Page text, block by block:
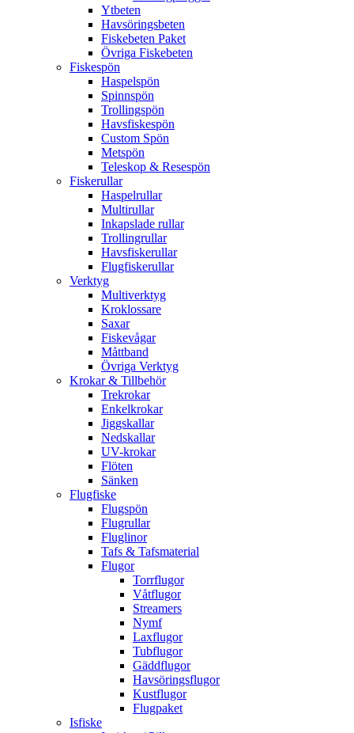
Ytbeten
Havsöringsbeten
Fiskebeten Paket
Övriga Fiskebeten
Fiskespön
Haspelspön
Spinnspön
Trollingspön
Havsfiskespön
Custom Spön
Metspön
Teleskop & Resespön
Fiskerullar
Haspelrullar
Multirullar
Inkapslade rullar
Trollingrullar
Havsfiskerullar
Flugfiskerullar
Verktyg
Multiverktyg
Kroklossare
Saxar
Fiskevågar
Måttband
Övriga Verktyg
Krokar & Tillbehör
Trekrokar
Enkelkrokar
Jiggskallar
Nedskallar
UV-krokar
Flöten
Sänken
Flugfiske
Flugspön
Flugrullar
Fluglinor
Tafs & Tafsmaterial
Flugor
Torrflugor
Våtflugor
Streamers
Nymf
Laxflugor
Tubflugor
Gäddflugor
Havsöringsflugor
Kustflugor
Flugpaket
Isfiske